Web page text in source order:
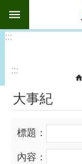
跳到主要內容區
:::
:::
大事紀
標題：
內容：